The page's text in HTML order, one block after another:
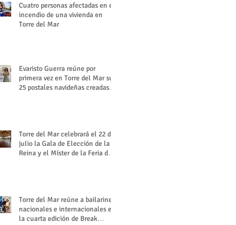
Cuatro personas afectadas en el
incendio de una vivienda en
Torre del Mar
Evaristo Guerra reúne por
primera vez en Torre del Mar sus
25 postales navideñas creadas
Torre del Mar celebrará el 22 de
julio la Gala de Elección de la
Reina y el Míster de la Feria de
Torre del Mar reúne a bailarines
nacionales e internacionales en
la cuarta edición de Break